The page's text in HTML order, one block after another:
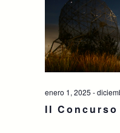
enero 1, 2025 -
II